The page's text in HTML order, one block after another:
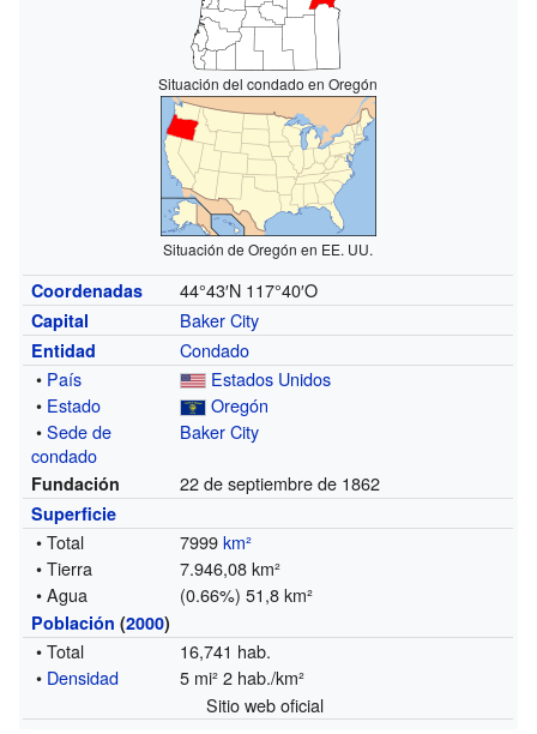
Situación del condado en Oregón
Situación de Oregón en EE. UU.
Coordenadas 44°43′N 117°40′O
Capital Baker City
Entidad
Condado
• País
Estados Unidos
• Estado
Oregón
•Sede de
condado
Baker City
Fundación 22 de septiembre de 1862
Superficie
• Total 7999km²
• Tierra
7.946,08 km²
• Agua
(0.66%) 51,8 km²
Población (2000)
• Total
16,741 hab.
• Densidad
5 mi² 2 hab./km²
Sitio web oficial